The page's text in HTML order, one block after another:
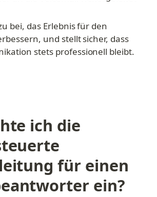
bei, das Erlebnis für den
und stellt sicher, dass
stets professionell bleibt.
ich die
für einen
ein?